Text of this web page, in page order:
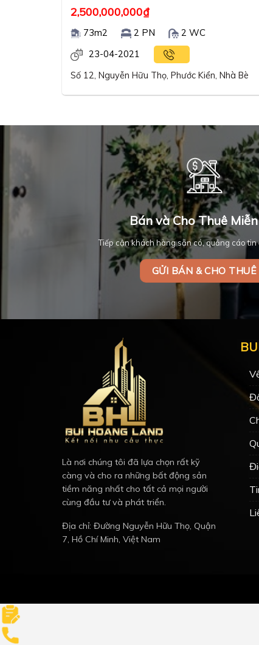
2,500,000,000₫
73m2 2 PN
2 WC
23-04-2021
Số 12, Nguyễn Hữu Thọ, Phước Kiển, Nhà Bè
Bán và Cho Thuê
Tiếp cận khách hàng sẵn có, quảng cáo tin
GỬI BÁN & CHO THUÊ
Là nơi chúng tôi đã lựa chọn rất kỹ
càng và cho ra những bất động sản
tiềm năng nhất cho tất cả mọi người
cùng đầu tư và phát triển.
Địa chỉ: Đường Nguyễn Hữu Thọ, Quận
7, Hồ Chí Minh, Việt Nam